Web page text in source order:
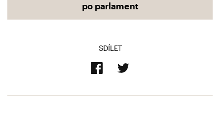
po parlament
SDÍLET